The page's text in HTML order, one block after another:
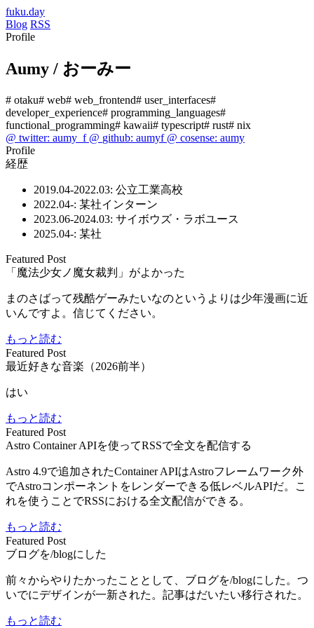
fuku.day
Blog RSS
Profile
Aumy / おーみー
otaku web web_frontend
user_interfaces
developer_experience
programming_languages
functional_programming
kawaii typescript rust
nix
@ twitter: aumy_f @ github: aumyf @ cosense: aumy
Profile
経歴
2019.04-2022.03: 公立工業高校
2022.04-: 某社インターン
2023.06-2024.03: サイボウズ・ラボユース
2025.04-: 某社
Featured Post
「魔法少女ノ魔女裁判」がよかった
まのさばって残酷ゲーみたいなのというよりは少年漫画に近
いんですよ。信じてください。
もっと読む
Featured Post
最近好きな音楽（2026前半）
はい
もっと読む
Featured Post
Astro Container APIを使ってRSSで全文を配信する
Astro 4.9で追加されたContainer APIはAstroフレームワーク外
でAstroコンポーネントをレンダーできる低レベルAPIだ。こ
れを使うことでRSSにおける全文配信ができる。
もっと読む
Featured Post
ブログを/blogにした
前々からやりたかったこととして、ブログを/blogにした。つ
いでにデザインが一新された。記事はだいたい移行された。
もっと読む